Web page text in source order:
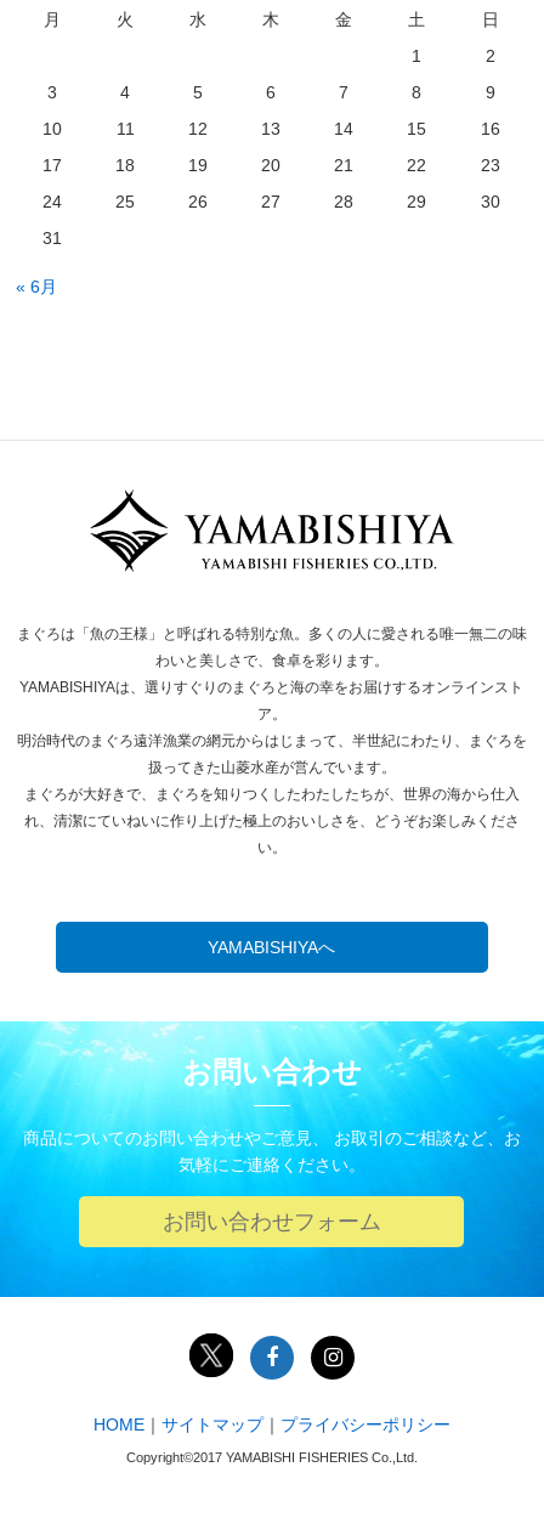
月
火 水 木 金 土
日
1
2
3
4 5 6 7 8
9
10
11 12 13 14 15
16
17
18 19 20 21 22
23
24
25 26 27 28 29
30
31
« 6月
まぐろは「魚の王様」と呼ばれる特別な魚。多くの人に愛される唯一無二の味
わいと美しさで、食卓を彩ります。
YAMABISHIYAは、選りすぐりのまぐろと海の幸をお届けするオンラインスト
ア。
明治時代のまぐろ遠洋漁業の網元からはじまって、半世紀にわたり、まぐろを
扱ってきた山菱水産が営んでいます。
まぐろが大好きで、まぐろを知りつくしたわたしたちが、世界の海から仕入
れ、清潔にていねいに作り上げた極上のおいしさを、どうぞお楽しみくださ
い。
YAMABISHIYAへ
お問い合わせ
商品についてのお問い合わせやご意見、 お取引のご相談など、お
気軽にご連絡ください。
お問い合わせフォーム
HOME ｜ サイトマップ｜ プライバシーポリシー
Copyright©2017 YAMABISHI FISHERIES Co.,Ltd.